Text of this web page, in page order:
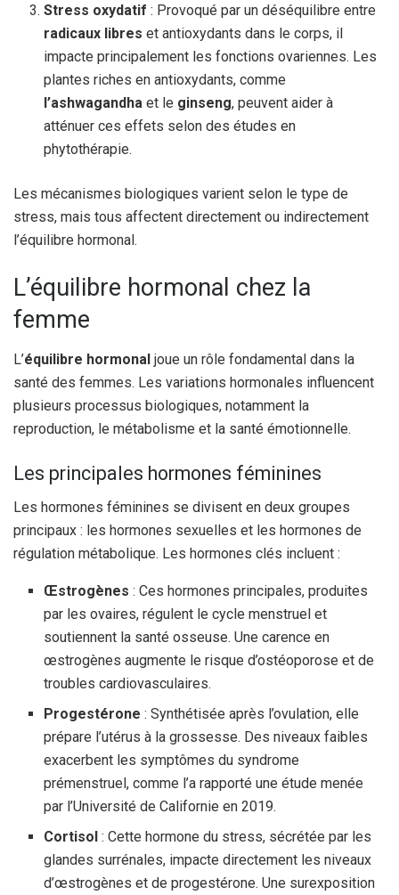
Stress oxydatif : Provoqué par un déséquilibre entre
radicaux libres et antioxydants dans le corps, il
impacte principalement les fonctions ovariennes. Les
plantes riches en antioxydants, comme
l’ashwagandha et le ginseng, peuvent aider à
atténuer ces effets selon des études en
phytothérapie.
Les mécanismes biologiques varient selon le type de
stress, mais tous affectent directement ou indirectement
l’équilibre hormonal.
L’équilibre hormonal chez la
femme
L’équilibre hormonal joue un rôle fondamental dans la
santé des femmes. Les variations hormonales influencent
plusieurs processus biologiques, notamment la
reproduction, le métabolisme et la santé émotionnelle.
Les principales hormones féminines
Les hormones féminines se divisent en deux groupes
principaux : les hormones sexuelles et les hormones de
régulation métabolique. Les hormones clés incluent :
Œstrogènes : Ces hormones principales, produites
par les ovaires, régulent le cycle menstruel et
soutiennent la santé osseuse. Une carence en
œstrogènes augmente le risque d’ostéoporose et de
troubles cardiovasculaires.
Progestérone : Synthétisée après l’ovulation, elle
prépare l’utérus à la grossesse. Des niveaux faibles
exacerbent les symptômes du syndrome
prémenstruel, comme l’a rapporté une étude menée
par l’Université de Californie en 2019.
Cortisol : Cette hormone du stress, sécrétée par les
glandes surrénales, impacte directement les niveaux
d’œstrogènes et de progestérone. Une surexposition